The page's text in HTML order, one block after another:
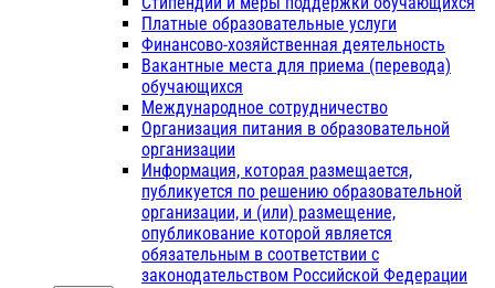
Платные образовательные услуги
Финансово-хозяйственная деятельность
Вакантные места для приема (перевода)
обучающихся
Международное сотрудничество
Организация питания в образовательной
организации
Информация, которая размещается,
публикуется по решению образовательной
организации, и (или) размещение,
опубликование которой является
обязательным в соответствии с
законодательством Российской Федерации